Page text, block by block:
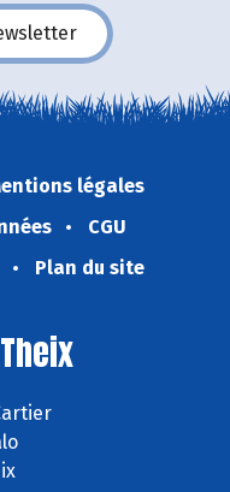
légales
CGU
Plan du site